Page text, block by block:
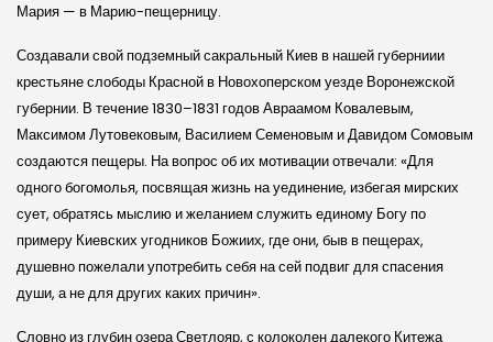
Мария — в Марию-пещерницу.
Создавали свой подземный сакральный Киев в нашей губерниии
крестьяне слободы Красной в Новохоперском уезде Воронежской
губернии. В течение 1830–1831 годов Авраамом Ковалевым,
Максимом Лутовековым, Василием Семеновым и Давидом Сомовым
создаются пещеры. На вопрос об их мотивации отвечали: «Для
одного богомолья, посвящая жизнь на уединение, избегая мирских
сует, обратясь мыслию и желанием служить единому Богу по
примеру Киевских угодников Божиих, где они, быв в пещерах,
душевно пожелали употребить себя на сей подвиг для спасения
души, а не для других каких причин».
Словно из глубин озера Светлояр, с колоколен далекого Китежа